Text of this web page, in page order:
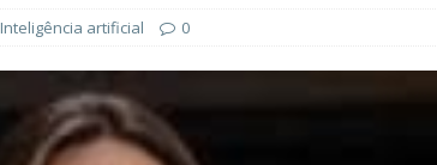
Inteligência artificial 0